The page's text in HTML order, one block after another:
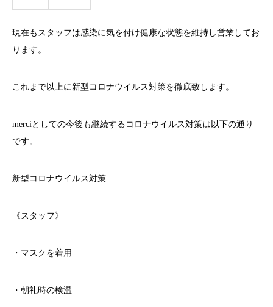
現在もスタッフは感染に気を付け健康な状態を維持し営業してお
ります。
これまで以上に新型コロナウイルス対策を徹底致します。
merciとしての今後も継続するコロナウイルス対策は以下の通り
です。
新型コロナウイルス対策
《スタッフ》
・マスクを着用
・朝礼時の検温